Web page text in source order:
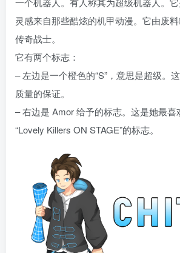
灵感来自那些酷炫的机甲动漫。它由废
传奇战士。
它有两个标志：
– 左边是一个橙色的“S”，意思是超级。
质量的保证。
– 右边是 Amor 给予的标志。这是她最喜
“Lovely Killers ON STAGE”的标志。